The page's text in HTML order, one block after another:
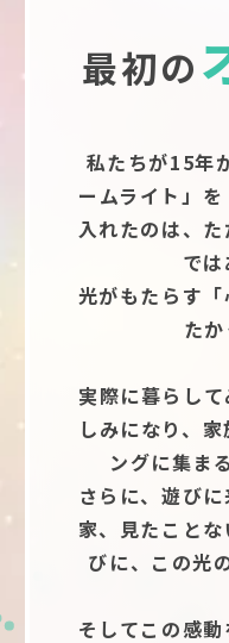
最初の
私たちが15年
ームライト」
入れたのは、
では
光がもたらす
たか
実際に暮らし
しみになり、
ングに集ま
さらに、遊び
家、見たこと
びに、この光
そしてこの感